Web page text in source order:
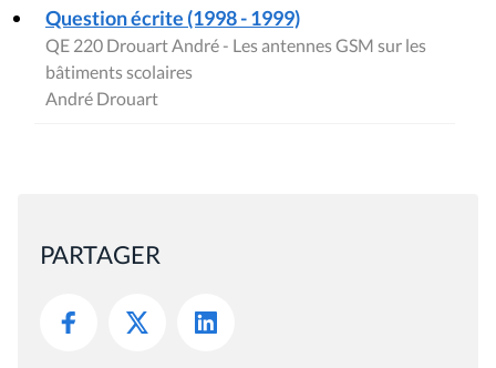
Question écrite (1998 - 1999)
QE 220 Drouart André - Les antennes GSM sur les
bâtiments scolaires
André Drouart
PARTAGER